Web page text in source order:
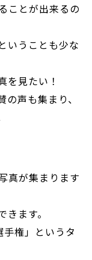
ことが出来るの
いうことも少な
を見たい！
声も集まり、
真が集まります
ます。
権」というタ